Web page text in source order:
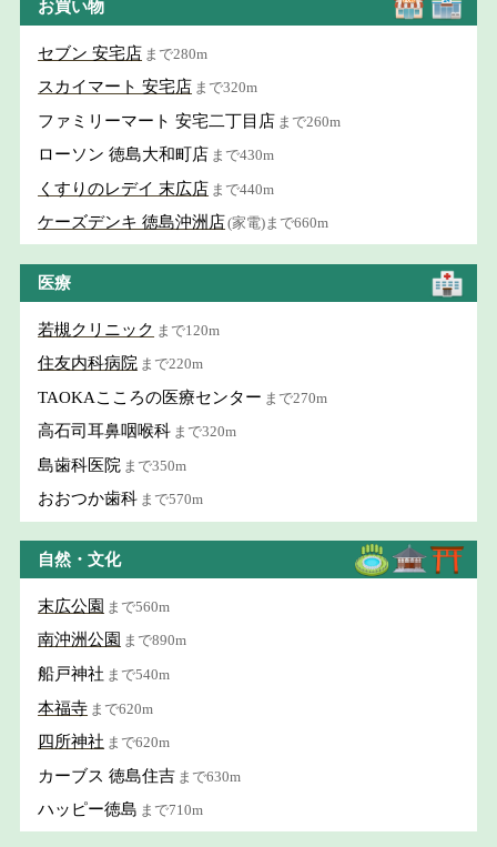
お買い物
セブン 安宅店 まで280m
スカイマート 安宅店 まで320m
ファミリーマート 安宅二丁目店 まで260m
ローソン 徳島大和町店 まで430m
くすりのレデイ 末広店 まで440m
ケーズデンキ 徳島沖洲店(家電)まで660m
医療
若槻クリニック まで120m
住友内科病院 まで220m
TAOKAこころの医療センター まで270m
高石司耳鼻咽喉科 まで320m
島歯科医院 まで350m
おおつか歯科 まで570m
自然・文化
末広公園 まで560m
南沖洲公園 まで890m
船戸神社 まで540m
本福寺 まで620m
四所神社 まで620m
カーブス 徳島住吉 まで630m
ハッピー徳島 まで710m